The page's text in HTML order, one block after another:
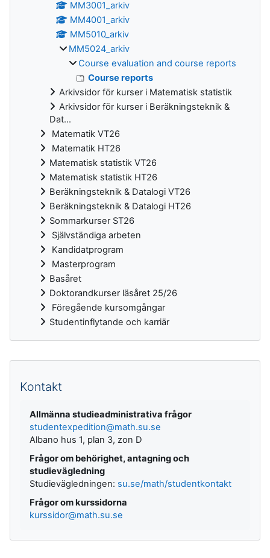
MM3001_arkiv
MM4001_arkiv
MM5010_arkiv
MM5024_arkiv
Course evaluation and course reports
Course reports
Arkivsidor för kurser i Matematisk statistik
Arkivsidor för kurser i Beräkningsteknik &
Dat...
Matematik VT26
Matematik HT26
Matematisk statistik VT26
Matematisk statistik HT26
Beräkningsteknik & Datalogi VT26
Beräkningsteknik & Datalogi HT26
Sommarkurser ST26
Självständiga arbeten
Kandidatprogram
Masterprogram
Basåret
Doktorandkurser läsåret 25/26
Föregående kursomgångar
Studentinflytande och karriär
Kompletterande block
Kontakt
Allmänna studieadministrativa frågor
studentexpedition@math.su.se
Albano hus 1, plan 3, zon D
Frågor om behörighet, antagning och
studievägledning
Studievägledningen: su.se/math/studentkontakt
Frågor om kurssidorna
kurssidor@math.su.se